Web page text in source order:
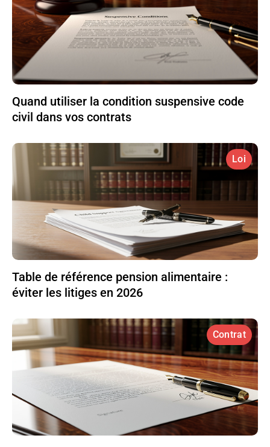
Quand utiliser la condition suspensive code
civil dans vos contrats
Loi
Table de référence pension alimentaire :
éviter les litiges en 2026
Contrat